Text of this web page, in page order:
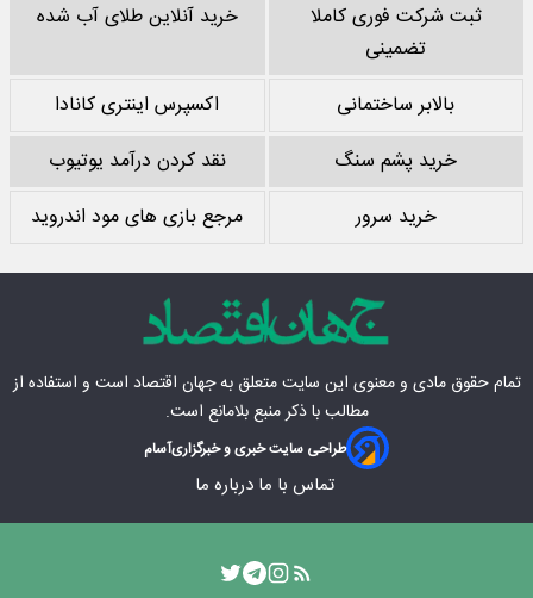
ثبت شرکت فوری کاملا
تضمینی
خرید آنلاین طلای آب شده
بالابر ساختمانی
اکسپرس اینتری کانادا
خرید پشم سنگ
نقد کردن درآمد یوتیوب
خرید سرور
مرجع بازی های مود اندروید
تمام حقوق مادی‌ و معنوی این سایت متعلق بهجهان اقتصاد است و استفاده از
مطالب با ذکر منبع بلامانع است.
طراحی سایت خبری و خبرگزاریآسام
تماس با ما درباره ما